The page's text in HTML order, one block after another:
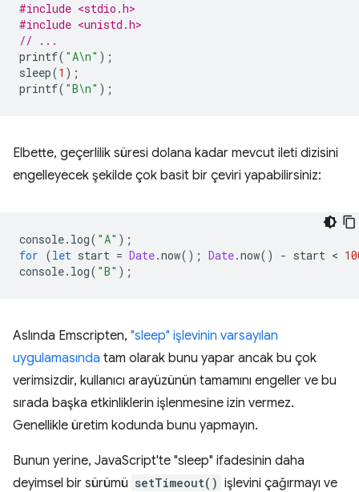
#include <stdio.h>
#include <unistd.h>
// ...
printf( "A\n" );
sleep(1 );
printf( "B\n" );
Elbette, geçerlilik süresi dolana kadar mevcut ileti dizisini
engelleyecek şekilde çok basit bir çeviri yapabilirsiniz:
console. log( "A" );
for (let start = Date.now(); Date.now() - start <
console. log( "B" );
Aslında Emscripten, "sleep" işlevinin varsayılan
uygulamasında tam olarak bunu yapar ancak bu çok
verimsizdir, kullanıcı arayüzünün tamamını engeller ve bu
sırada başka etkinliklerin işlenmesine izin vermez.
Genellikle üretim kodunda bunu yapmayın.
Bunun yerine, JavaScript'te "sleep" ifadesinin daha
deyimsel bir sürümü setTimeout() işlevini çağırmayı ve